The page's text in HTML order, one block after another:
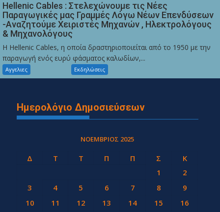
Hellenic Cables : Στελεχώνουμε τις Νέες
Παραγωγικές μας Γραμμές Λόγω Νέων Επενδύσεων
-Αναζητούμε Χειριστές Μηχανών , Ηλεκτρολόγους
& Μηχανολόγους
Η Hellenic Cables, η οποία δραστηριοποιείται από το 1950 με την
παραγωγή ενός ευρύ φάσματος καλωδίων,...
Αγγελιες Εκδηλώσεις
Ημερολόγιο Δημοσιεύσεων
ΝΟΈΜΒΡΙΟΣ 2025
Δ Τ Τ Π Π Σ
Κ
1
2
3
4 5 6 7 8
9
10
11 12 13 14 15
16